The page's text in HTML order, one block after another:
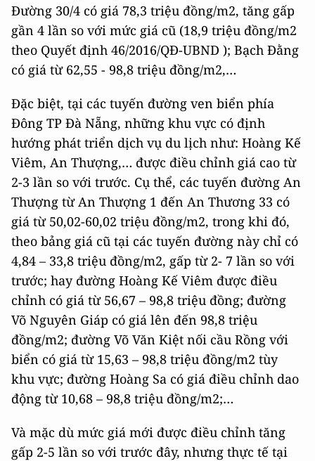
Đường 30/4 có giá 78,3 triệu đồng/m2, tăng gấp
gần 4 lần so với mức giá cũ (18,9 triệu đồng/m2
theo Quyết định 46/2016/QĐ-UBND ); Bạch Đằng
có giá từ 62,55 - 98,8 triệu đồng/m2,…
Đặc biệt, tại các tuyến đường ven biển phía
Đông TP Đà Nẵng, những khu vực có định
hướng phát triển dịch vụ du lịch như: Hoàng Kế
Viêm, An Thượng,… được điều chỉnh giá cao từ
2-3 lần so với trước. Cụ thể, các tuyến đường An
Thượng từ An Thượng 1 đến An Thương 33 có
giá từ 50,02-60,02 triệu đồng/m2, trong khi đó,
theo bảng giá cũ tại các tuyến đường này chỉ có
4,84 – 33,8 triệu đồng/m2, gấp từ 2- 7 lần so với
trước; hay đường Hoàng Kế Viêm được điều
chỉnh có giá từ 56,67 – 98,8 triệu đồng; đường
Võ Nguyên Giáp có giá lên đến 98,8 triệu
đồng/m2; đường Võ Văn Kiệt nối cầu Rồng với
biển có giá từ 15,63 – 98,8 triệu đồng/m2 tùy
khu vực; đường Hoàng Sa có giá điều chỉnh dao
động từ 10,68 – 98,8 triệu đồng/m2;…
Và mặc dù mức giá mới được điều chỉnh tăng
gấp 2-5 lần so với trước đây, nhưng thực tế tại